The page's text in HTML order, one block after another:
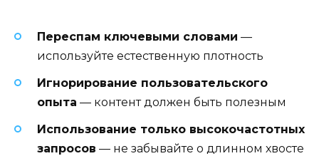
Переспам ключевыми словами —
используйте естественную плотность
Игнорирование пользовательского
опыта — контент должен быть полезным
Использование только высокочастотных
запросов — не забывайте о длинном хвосте